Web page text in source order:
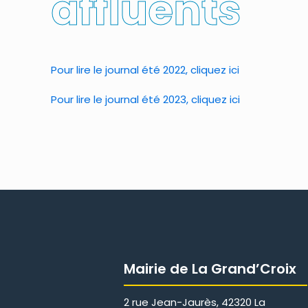
Pour lire le journal été 2022, cliquez ici
Pour lire le journal été 2023, cliquez ici
Mairie de La Grand’Croix
2 rue Jean-Jaurès, 42320 La